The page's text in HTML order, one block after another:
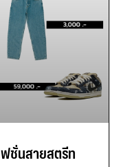
ชั่นสายสตรีท